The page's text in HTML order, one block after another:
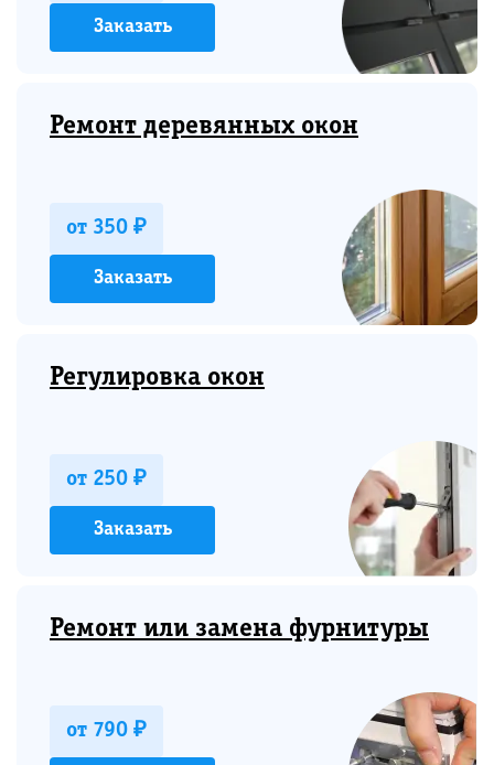
Заказать
Ремонт деревянных окон
от 350 ₽
Заказать
Регулировка окон
от 250 ₽
Заказать
Ремонт или замена фурнитуры
от 790 ₽